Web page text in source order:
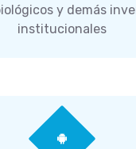
y demás
institucionales